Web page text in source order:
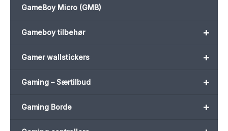
GameBoy Micro (GMB)
+
Gameboy tilbehør
+
Gamer wallstickers
+
Gaming – Særtilbud
+
Gaming Borde